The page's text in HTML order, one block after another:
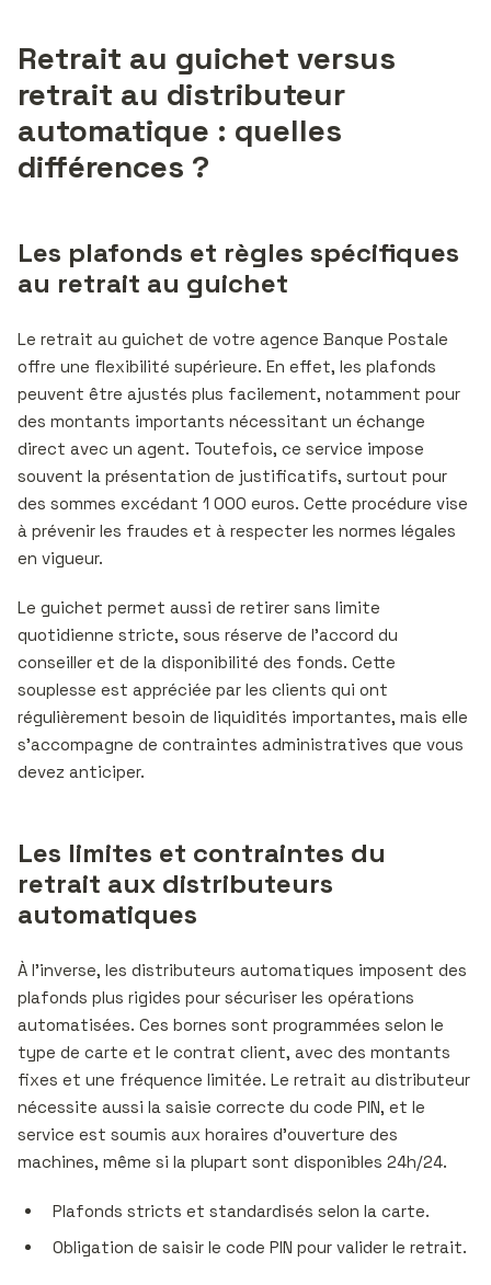
Retrait au guichet versus
retrait au distributeur
automatique : quelles
différences ?
Les plafonds et règles spécifiques
au retrait au guichet
Le retrait au guichet de votre agence Banque Postale
offre une flexibilité supérieure. En effet, les plafonds
peuvent être ajustés plus facilement, notamment pour
des montants importants nécessitant un échange
direct avec un agent. Toutefois, ce service impose
souvent la présentation de justificatifs, surtout pour
des sommes excédant 1 000 euros. Cette procédure vise
à prévenir les fraudes et à respecter les normes légales
en vigueur.
Le guichet permet aussi de retirer sans limite
quotidienne stricte, sous réserve de l’accord du
conseiller et de la disponibilité des fonds. Cette
souplesse est appréciée par les clients qui ont
régulièrement besoin de liquidités importantes, mais elle
s’accompagne de contraintes administratives que vous
devez anticiper.
Les limites et contraintes du
retrait aux distributeurs
automatiques
À l’inverse, les distributeurs automatiques imposent des
plafonds plus rigides pour sécuriser les opérations
automatisées. Ces bornes sont programmées selon le
type de carte et le contrat client, avec des montants
fixes et une fréquence limitée. Le retrait au distributeur
nécessite aussi la saisie correcte du code PIN, et le
service est soumis aux horaires d’ouverture des
machines, même si la plupart sont disponibles 24h/24.
Plafonds stricts et standardisés selon la carte.
Obligation de saisir le code PIN pour valider le retrait.